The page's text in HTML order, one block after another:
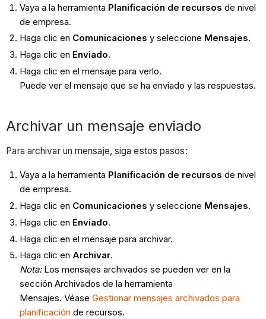
Vaya a la herramienta Planificación de recursos de nivel
de empresa.
Haga clic en Comunicaciones y seleccione Mensajes.
Haga clic en Enviado.
Haga clic en el mensaje para verlo.
Puede ver el mensaje que se ha enviado y las respuestas.
Archivar un mensaje enviado
Para archivar un mensaje, siga estos pasos:
Vaya a la herramienta Planificación de recursos de nivel
de empresa.
Haga clic en Comunicaciones y seleccione Mensajes.
Haga clic en Enviado.
Haga clic en el mensaje para archivar.
Haga clic en Archivar.
Nota:Los mensajes archivados se pueden ver en la
sección Archivados de la herramienta
Mensajes. Véase Gestionar mensajes archivados para
planificación de recursos.